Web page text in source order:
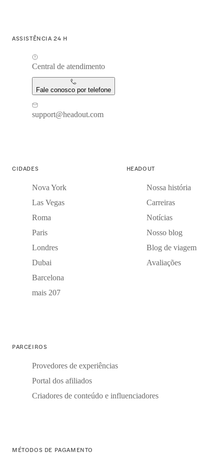
ASSISTÊNCIA 24 H
Central de atendimento
Fale conosco por telefone
support@headout.com
CIDADES
Nova York
Las Vegas
Roma
Paris
Londres
Dubai
Barcelona
mais 207
HEADOUT
Nossa história
Carreiras
Notícias
Nosso blog
Blog de viagem
Avaliações
PARCEIROS
Provedores de experiências
Portal dos afiliados
Criadores de conteúdo e influenciadores
MÉTODOS DE PAGAMENTO